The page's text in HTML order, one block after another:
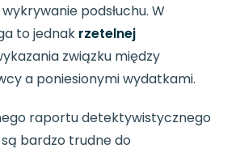
podsłuchu. W
to jednak rzetelnej
związku między
a poniesionymi wydatkami.
raportu detektywistycznego
bardzo trudne do